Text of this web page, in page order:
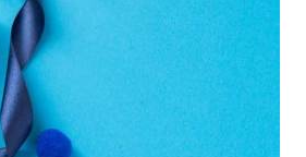
キー 商品詳細はこちら